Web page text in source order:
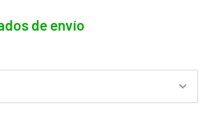
de envío